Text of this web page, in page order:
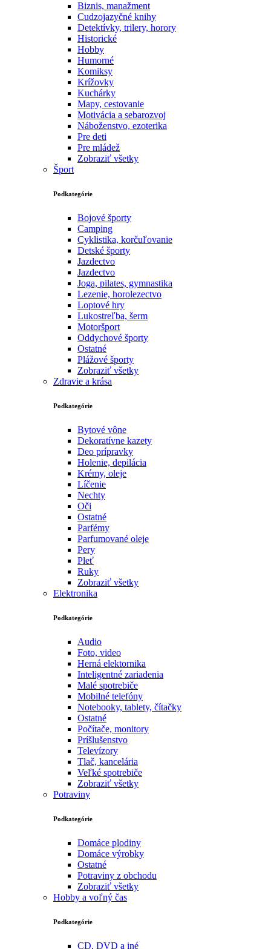
Biznis, manažment
Cudzojazyčné knihy
Detektívky, trilery, horory
Historické
Hobby
Humorné
Komiksy
Krížovky
Kuchárky
Mapy, cestovanie
Motivácia a sebarozvoj
Náboženstvo, ezoterika
Pre deti
Pre mládež
Zobraziť všetky
Šport
Podkategórie
Bojové športy
Camping
Cyklistika, korčuľovanie
Detské športy
Jazdectvo
Jazdectvo
Joga, pilates, gymnastika
Lezenie, horolezectvo
Loptové hry
Lukostreľba, šerm
Motoršport‎
Oddychové športy
Ostatné
Plážové športy
Zobraziť všetky
Zdravie a krása
Podkategórie
Bytové vône
Dekoratívne kazety
Deo prípravky
Holenie, depilácia
Krémy, oleje
Líčenie
Nechty
Oči
Ostatné
Parfémy
Parfumované oleje
Pery
Pleť
Ruky
Zobraziť všetky
Elektronika
Podkategórie
Audio
Foto, video
Herná elektornika
Inteligentné zariadenia
Malé spotrebiče
Mobilné telefóny
Notebooky, tablety, čítačky
Ostatné
Počítače, monitory
Príšlušenstvo
Televízory
Tlač, kancelária
Veľké spotrebiče
Zobraziť všetky
Potraviny
Podkategórie
Domáce plodiny
Domáce výrobky
Ostatné
Potraviny z obchodu
Zobraziť všetky
Hobby a voľný čas
Podkategórie
CD, DVD a iné